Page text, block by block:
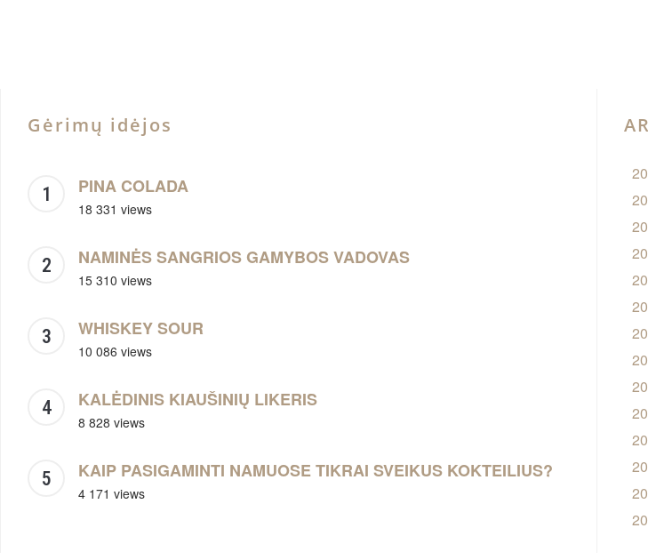
Gėrimų idėjos
PINA COLADA
18 331 views
NAMINĖS SANGRIOS GAMYBOS VADOVAS
15 310 views
WHISKEY SOUR
10 086 views
KALĖDINIS KIAUŠINIŲ LIKERIS
8 828 views
KAIP PASIGAMINTI NAMUOSE TIKRAI SVEIKUS KOKTEILIUS?
4 171 views